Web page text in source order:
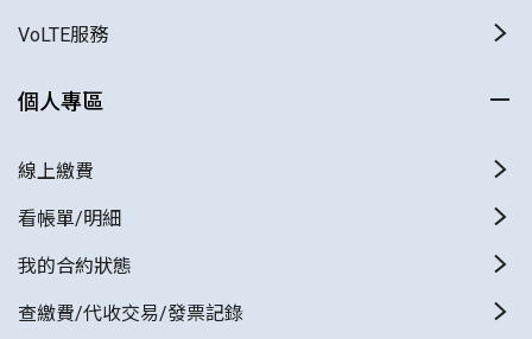
VoLTE服務
個人專區
線上繳費
看帳單/明細
我的合約狀態
查繳費/代收交易/發票記錄